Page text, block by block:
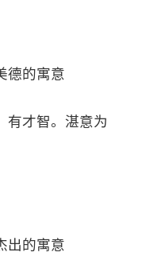
德的寓意
有才智。湛意为
出的寓意